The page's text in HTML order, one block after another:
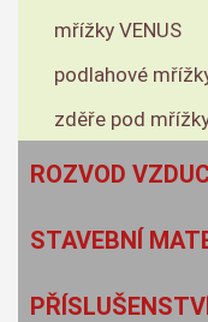
mřížky VENUS
podlahové
zděře pod
ROZVOD
STAVEBNÍ
PŘÍSLUŠENSTVÍ